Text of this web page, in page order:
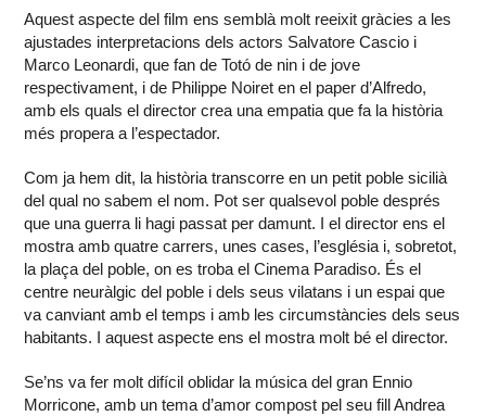
Aquest aspecte del film ens semblà molt reeixit gràcies a les
ajustades interpretacions dels actors Salvatore Cascio i
Marco Leonardi, que fan de Totó de nin i de jove
respectivament, i de Philippe Noiret en el paper d’Alfredo,
amb els quals el director crea una empatia que fa la història
més propera a l’espectador.
Com ja hem dit, la història transcorre en un petit poble sicilià
del qual no sabem el nom. Pot ser qualsevol poble després
que una guerra li hagi passat per damunt. I el director ens el
mostra amb quatre carrers, unes cases, l’església i, sobretot,
la plaça del poble, on es troba el Cinema Paradiso. És el
centre neuràlgic del poble i dels seus vilatans i un espai que
va canviant amb el temps i amb les circumstàncies dels seus
habitants. I aquest aspecte ens el mostra molt bé el director.
Se’ns va fer molt difícil oblidar la música del gran Ennio
Morricone, amb un tema d’amor compost pel seu fill Andrea